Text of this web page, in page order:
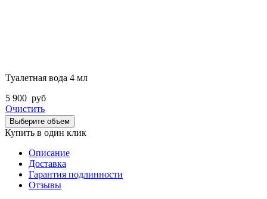
Туалетная вода 4 мл
5 900 руб
Очистить
Выберите объем
Купить в один клик
Описание
Доставка
Гарантия подлинности
Отзывы